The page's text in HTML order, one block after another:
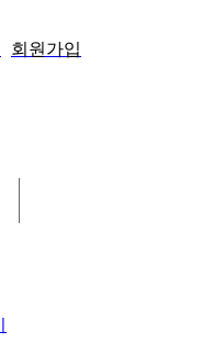
회원가입